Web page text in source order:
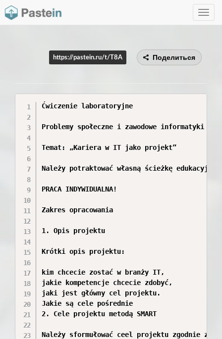
Toggle
https://pastein.ru/t/T8A Поделиться
Ćwiczenie laboratoryjne
Problemy społeczne i zawodowe informatyki
Temat: „Kariera w IT jako projekt”
Należy potraktować własną ścieżkę
PRACA INDYWIDUALNA!
Zakres opracowania
1. Opis projektu
Krótki opis projektu:
kim chcecie zostać w branży IT,
jakie kompetencje chcecie zdobyć,
jaki jest główny cel projektu.
Jakie są cele pośrednie
2. Cele projektu metodą SMART
Należy sformułować ceel projektu zgodnie z